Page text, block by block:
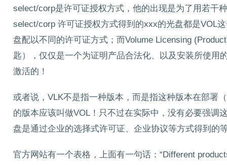
select/corp是许可证授权方式，他的出现是为了用若干
select/corp 许可证授权方式得到的xxx的光盘都是VOL
盘配以不同的许可证方式；而Volume Licensing
匙），仅仅是一个为证明产品合法化、以及安装所使用
激活的！
或者说，VLK不是指一种版本，而是指这种版本在部署
的版本应该叫做VOL！只不过在实际中，没有必要强调
盘是通过企业的选择式许可证、企业协议等方式得到的
官方网站有一个表格，上面有一句话：“Different